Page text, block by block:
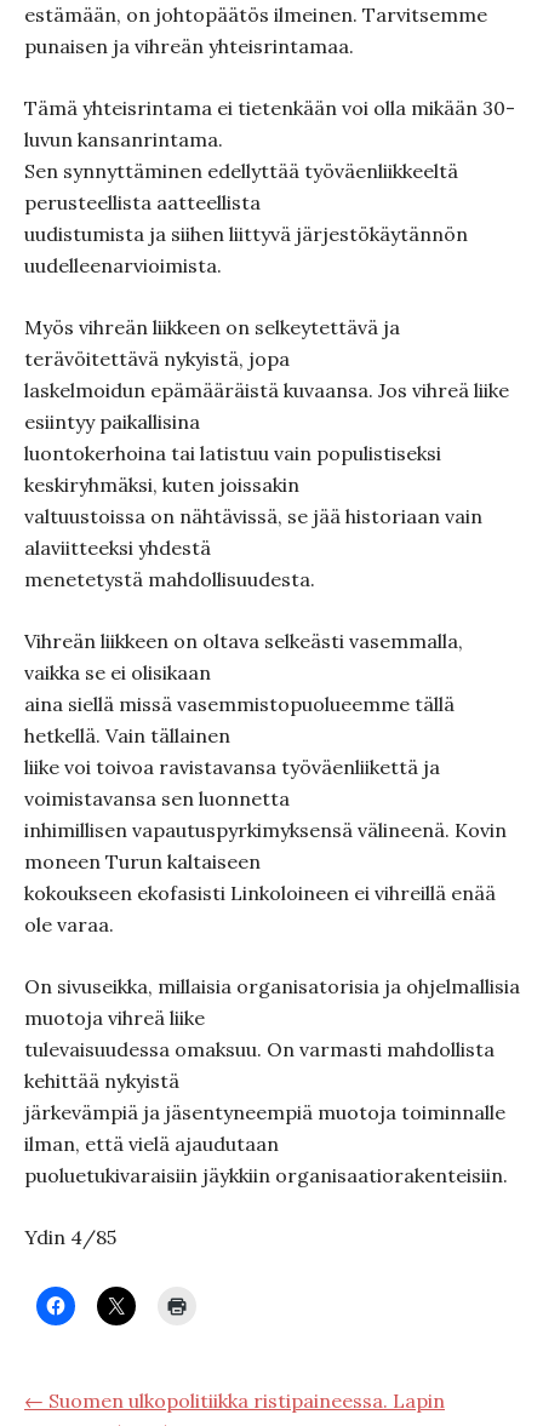
estämään, on johtopäätös ilmeinen. Tarvitsemme
punaisen ja vihreän yhteisrintamaa.
Tämä yhteisrintama ei tietenkään voi olla mikään 30-
luvun kansanrintama.
Sen synnyttäminen edellyttää työväenliikkeeltä
perusteellista aatteellista
uudistumista ja siihen liittyvä järjestökäytännön
uudelleenarvioimista.
Myös vihreän liikkeen on selkeytettävä ja
terävöitettävä nykyistä, jopa
laskelmoidun epämääräistä kuvaansa. Jos vihreä liike
esiintyy paikallisina
luontokerhoina tai latistuu vain populistiseksi
keskiryhmäksi, kuten joissakin
valtuustoissa on nähtävissä, se jää historiaan vain
alaviitteeksi yhdestä
menetetystä mahdollisuudesta.
Vihreän liikkeen on oltava selkeästi vasemmalla,
vaikka se ei olisikaan
aina siellä missä vasemmistopuolueemme tällä
hetkellä. Vain tällainen
liike voi toivoa ravistavansa työväenliikettä ja
voimistavansa sen luonnetta
inhimillisen vapautuspyrkimyksensä välineenä. Kovin
moneen Turun kaltaiseen
kokoukseen ekofasisti Linkoloineen ei vihreillä enää
ole varaa.
On sivuseikka, millaisia organisatorisia ja ohjelmallisia
muotoja vihreä liike
tulevaisuudessa omaksuu. On varmasti mahdollista
kehittää nykyistä
järkevämpiä ja jäsentyneempiä muotoja toiminnalle
ilman, että vielä ajaudutaan
puoluetukivaraisiin jäykkiin organisaatiorakenteisiin.
Ydin 4/85
← Suomen ulkopolitiikka ristipaineessa. Lapin